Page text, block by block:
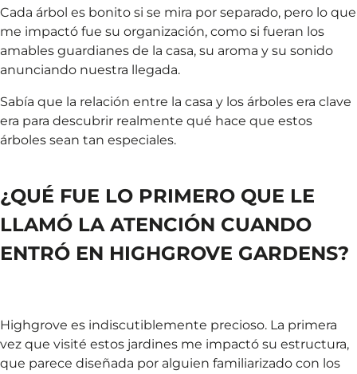
Cada árbol es bonito si se mira por separado, pero lo que
me impactó fue su organización, como si fueran los
amables guardianes de la casa, su aroma y su sonido
anunciando nuestra llegada.
Sabía que la relación entre la casa y los árboles era clave
era para descubrir realmente qué hace que estos
árboles sean tan especiales.
¿QUÉ FUE LO PRIMERO QUE LE
LLAMÓ LA ATENCIÓN CUANDO
ENTRÓ EN HIGHGROVE GARDENS?
Highgrove es indiscutiblemente precioso. La primera
vez que visité estos jardines me impactó su estructura,
que parece diseñada por alguien familiarizado con los